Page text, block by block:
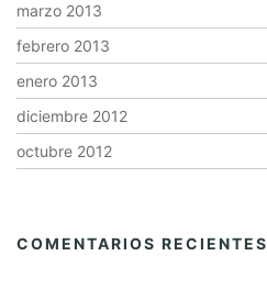
marzo 2013
febrero 2013
enero 2013
diciembre 2012
octubre 2012
COMENTARIOS RECIENTES